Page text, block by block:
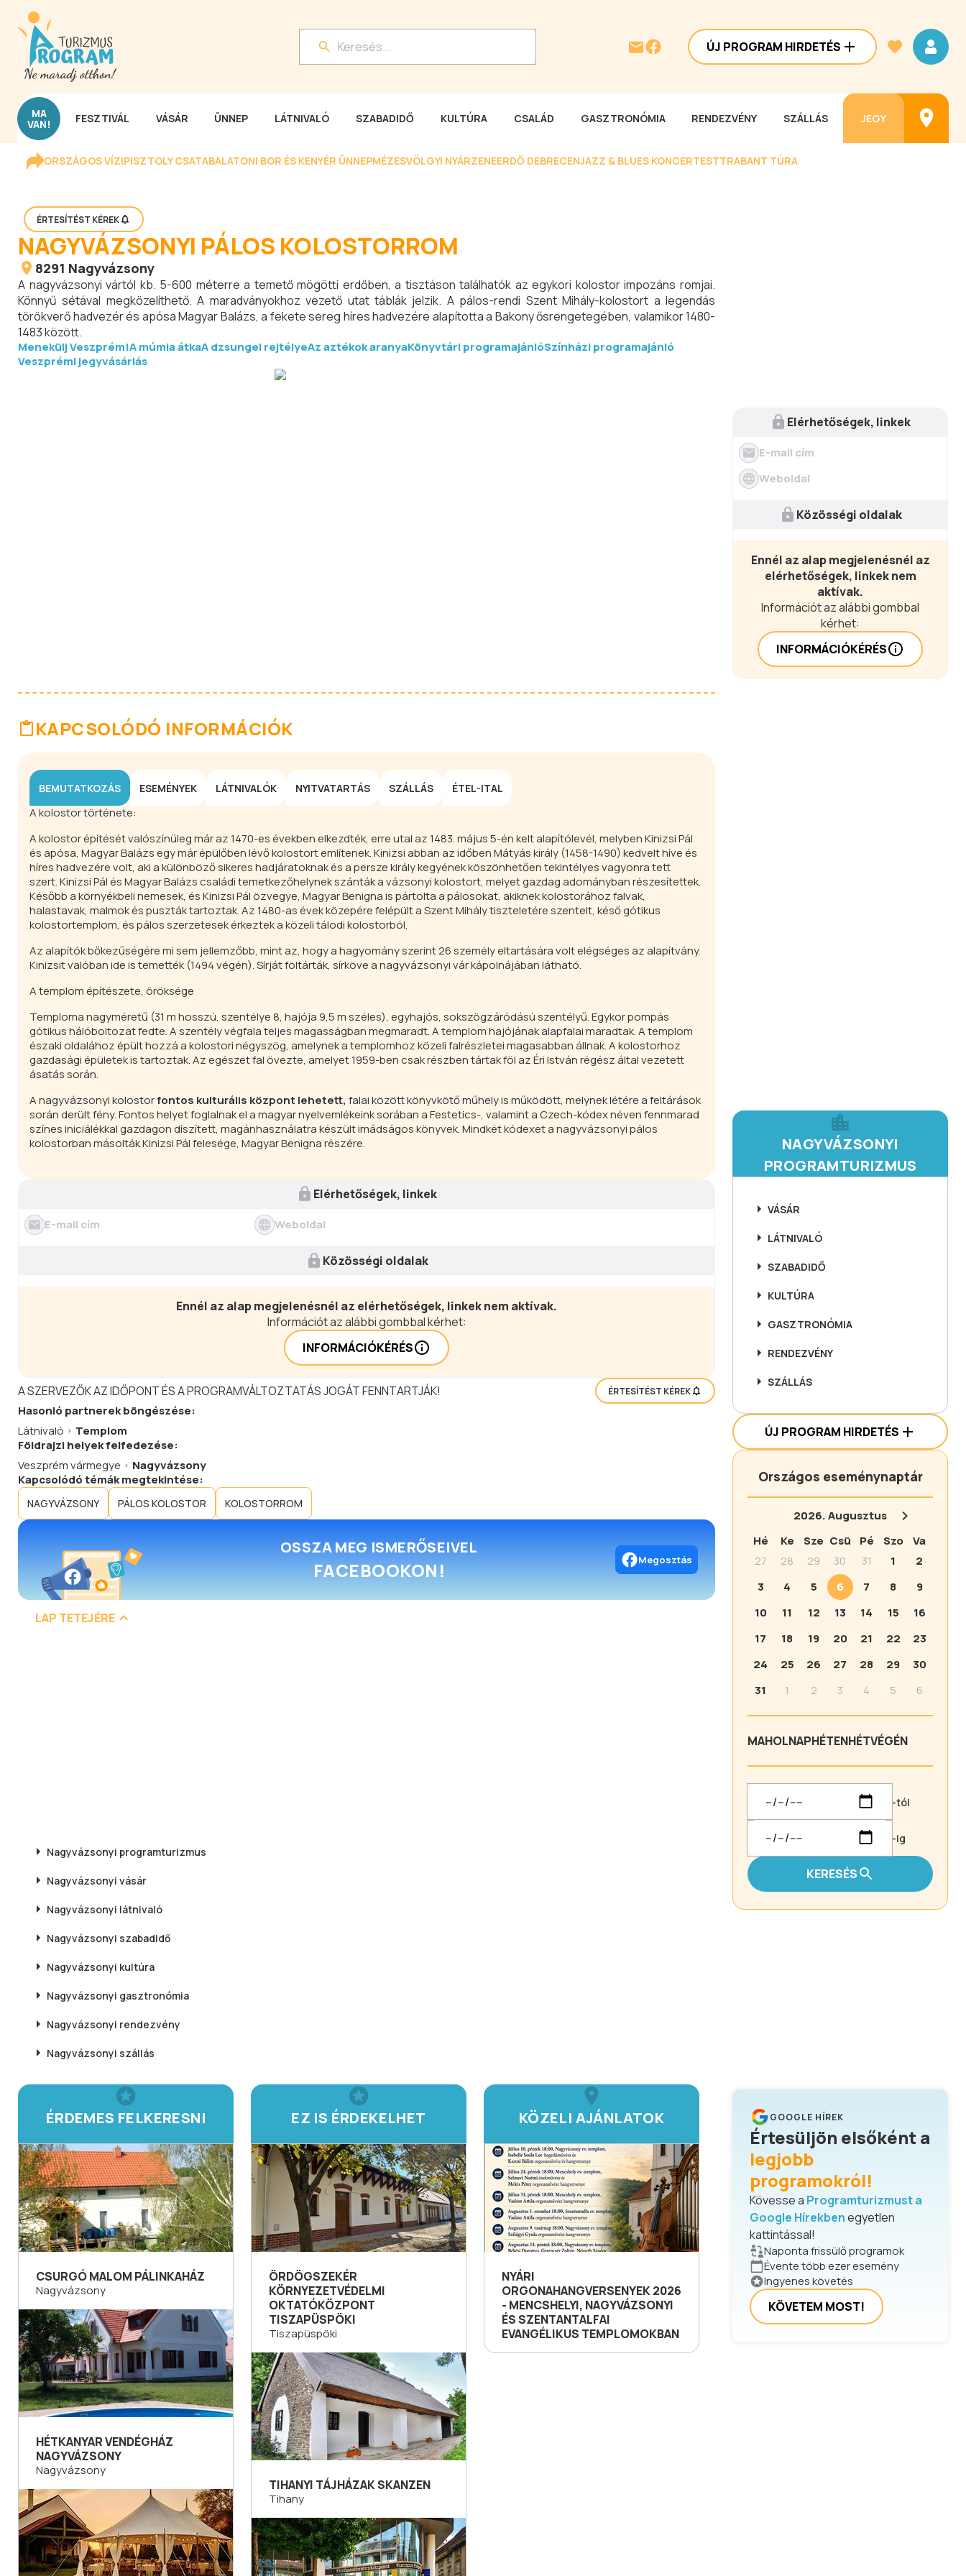
ÚJ PROGRAM HIRDETÉS
MA
VAN! FESZTIVÁL VÁSÁR ÜNNEP LÁTNIVALÓ SZABADIDŐ KULTÚRA CSALÁD GASZTRONÓMIA RENDEZVÉNY SZÁLLÁS JEGY
ORSZÁGOS VÍZIPISZTOLY CSATABALATONI BOR ÉS KENYÉR ÜNNEPMÉZESVÖLGYI NYÁRZENEERDŐ DEBRECENJAZZ & BLUES KONCERTESTTRABANT TÚRA
ÉRTESÍTÉST KÉREK
NAGYVÁZSONYI PÁLOS KOLOSTORROM
8291 Nagyvázsony
A nagyvázsonyi vártól kb. 5-600 méterre a temető mögötti erdőben, a tisztáson találhatók az egykori kolostor impozáns romjai.
Könnyű sétával megközelíthető. A maradványokhoz vezető utat táblák jelzik. A pálos-rendi Szent Mihály-kolostort a legendás
törökverő hadvezér és apósa Magyar Balázs, a fekete sereg híres hadvezére alapította a Bakony ősrengetegében, valamikor 1480-
1483 között.
Menekülj Veszprém!A múmia átkaA dzsungel rejtélyeAz aztékok aranyaKönyvtári programajánlóSzínházi programajánló
Veszprémi jegyvásárlás
KAPCSOLÓDÓ INFORMÁCIÓK
BEMUTATKOZÁS ESEMÉNYEK LÁTNIVALÓK NYITVATARTÁS SZÁLLÁS ÉTEL-ITAL
A kolostor története:
A kolostor építését valószínűleg már az 1470-es években elkezdték, erre utal az 1483. május 5-én kelt alapítólevél, melyben Kinizsi Pál
és apósa, Magyar Balázs egy már épülőben lévő kolostort említenek. Kinizsi abban az időben Mátyás király (1458-1490) kedvelt híve és
híres hadvezére volt, aki a különböző sikeres hadjáratoknak és a persze király kegyének köszönhetően tekintélyes vagyonra tett
szert. Kinizsi Pál és Magyar Balázs családi temetkezőhelynek szánták a vázsonyi kolostort, melyet gazdag adományban részesítettek.
Később a környékbeli nemesek, és Kinizsi Pál özvegye, Magyar Benigna is pártolta a pálosokat, akiknek kolostorához falvak,
halastavak, malmok és puszták tartoztak. Az 1480-as évek közepére felépült a Szent Mihály tiszteletére szentelt, késő gótikus
kolostortemplom, és pálos szerzetesek érkeztek a közeli tálodi kolostorból.
Az alapítók bőkezűségére mi sem jellemzőbb, mint az, hogy a hagyomány szerint 26 személy eltartására volt elégséges az alapítvány.
Kinizsit valóban ide is temették (1494 végén). Sírját föltárták, sírköve a nagyvázsonyi vár kápolnájában látható.
A templom építészete, öröksége
Temploma nagyméretű (31 m hosszú, szentélye 8, hajója 9,5 m széles), egyhajós, sokszögzáródású szentélyű. Egykor pompás
gótikus hálóboltozat fedte. A szentély végfala teljes magasságban megmaradt. A templom hajójának alapfalai maradtak. A templom
északi oldalához épült hozzá a kolostori négyszög, amelynek a templomhoz közeli falrészletei magasabban állnak. A kolostorhoz
gazdasági épületek is tartoztak. Az egészet fal övezte, amelyet 1959-ben csak részben tártak föl az Éri István régész által vezetett
ásatás során.
A nagyvázsonyi kolostorfontos kulturális központ lehetett, falai között könyvkötő műhely is működött, melynek létére a feltárások
során derült fény. Fontos helyet foglalnak el a magyar nyelvemlékeink sorában a Festetics-, valamint a Czech-kódex néven fennmarad
színes iniciálékkal gazdagon díszített, magánhasználatra készült imádságos könyvek. Mindkét kódexet a nagyvázsonyi pálos
kolostorban másolták Kinizsi Pál felesége, Magyar Benigna részére.
Elérhetőségek, linkek
E-mail cím Weboldal
Közösségi oldalak
Ennél az alap megjelenésnél az elérhetőségek, linkek nem aktívak.
Információt az alábbi gombbal kérhet:
INFORMÁCIÓKÉRÉS
A SZERVEZŐK AZ IDŐPONT ÉS A PROGRAMVÁLTOZTATÁS JOGÁT FENNTARTJÁK! ÉRTESÍTÉST KÉREK
Hasonló partnerekböngészése:
Látnivaló
Templom
Földrajzi helyek felfedezése:
Veszprém vármegye
Nagyvázsony
Kapcsolódó témák megtekintése:
NAGYVÁZSONY PÁLOS KOLOSTOR KOLOSTORROM
OSSZA MEG ISMERŐSEIVEL
FACEBOOKON! Megosztás
LAP TETEJÉRE
Nagyvázsonyi programturizmus
Nagyvázsonyi vásár
Nagyvázsonyi látnivaló
Nagyvázsonyi szabadidő
Nagyvázsonyi kultúra
Nagyvázsonyi gasztronómia
Nagyvázsonyi rendezvény
Nagyvázsonyi szállás
ÉRDEMES FELKERESNI
CSURGÓ MALOM PÁLINKAHÁZ
Nagyvázsony
HÉTKANYAR VENDÉGHÁZ
NAGYVÁZSONY
Nagyvázsony
EZ IS ÉRDEKELHET
ÖRDÖGSZEKÉR
KÖRNYEZETVÉDELMI
OKTATÓKÖZPONT
TISZAPÜSPÖKI
Tiszapüspöki
TIHANYI TÁJHÁZAK SKANZEN
Tihany
KÖZELI AJÁNLATOK
NYÁRI
ORGONAHANGVERSENYEK 2026
- MENCSHELYI, NAGYVÁZSONYI
ÉS SZENTANTALFAI
EVANGÉLIKUS TEMPLOMOKBAN
Elérhetőségek, linkek
E-mail cím
Weboldal
Közösségi oldalak
Ennél az alap megjelenésnél az
elérhetőségek, linkek nem
aktívak.
Információt az alábbi gombbal
kérhet:
INFORMÁCIÓKÉRÉS
NAGYVÁZSONYI
PROGRAMTURIZMUS
VÁSÁR
LÁTNIVALÓ
SZABADIDŐ
KULTÚRA
GASZTRONÓMIA
RENDEZVÉNY
SZÁLLÁS
ÚJ PROGRAM HIRDETÉS
Országos eseménynaptár
2026.Augusztus
Hé
Ke Sze Csü Pé Szo
Va
27
28 29 30 31 1
2
3
4 5 6 7 8
9
10
11 12 13 14 15
16
17
18 19 20 21 22
23
24
25 26 27 28 29
30
31
1 2 3 4 5 6
MAHOLNAPHÉTENHÉTVÉGÉN
-tól
-ig
KERESÉS
GOOGLE HÍREK
Értesüljön elsőként a
legjobb
programokról!
Kövesse a Programturizmust a
Google Hírekbenegyetlen
kattintással!
Naponta frissülő programok
Évente több ezer esemény
Ingyenes követés
KÖVETEM MOST!